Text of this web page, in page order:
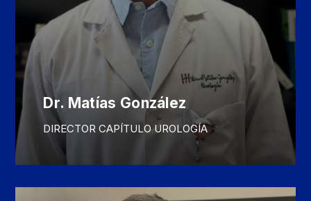
Dr. Matías González
DIRECTOR CAPÍTULO UROLOGÍA